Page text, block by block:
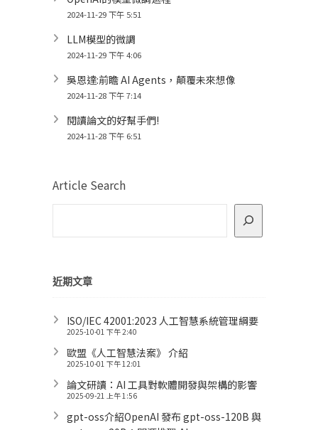
2024-11-29 下午 5:51
LLM模型的微調
2024-11-29 下午 4:06
吳恩達:前瞻 AI Agents，顛覆未來想像
2024-11-28 下午 7:14
閱讀論文的好幫手們!
2024-11-28 下午 6:51
Article Search
近期文章
ISO/IEC 42001:2023 人工智慧系統管理綱要
2025-10-01 下午 2:40
歐盟《人工智慧法案》 介紹
2025-10-01 下午 12:01
論文研讀：AI 工具對軟體開發與架構的影響
2025-09-21 上午 1:56
gpt-oss介紹OpenAI 發布 gpt-oss-120B 與